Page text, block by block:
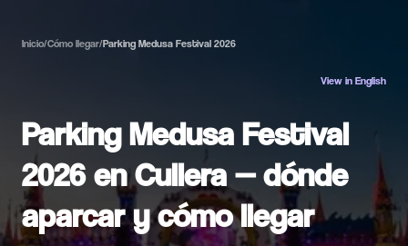
Inicio/Cómo llegar/Parking Medusa Festival 2026
View in English
Parking Medusa Festival
2026 en Cullera — dónde
aparcar y cómo llegar